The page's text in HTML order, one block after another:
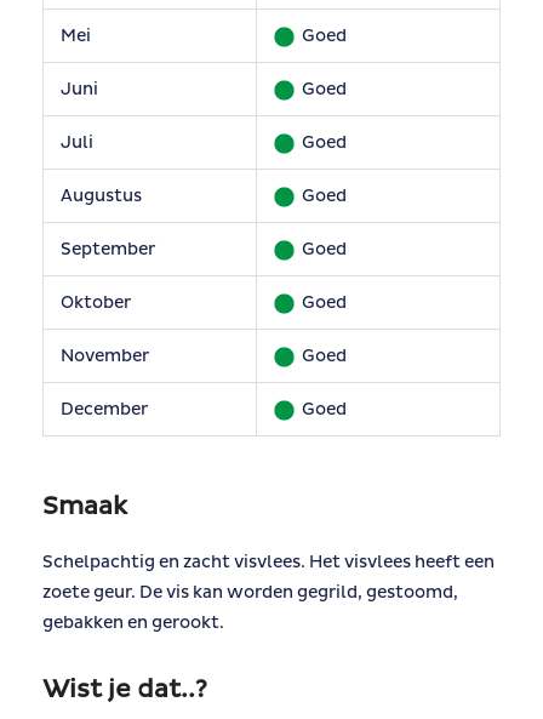
Mei Goed
Juni Goed
Juli Goed
Augustus Goed
September Goed
Oktober Goed
November Goed
December Goed
Smaak
Schelpachtig en zacht visvlees. Het visvlees heeft een
zoete geur. De vis kan worden gegrild, gestoomd,
gebakken en gerookt.
Wist je dat..?